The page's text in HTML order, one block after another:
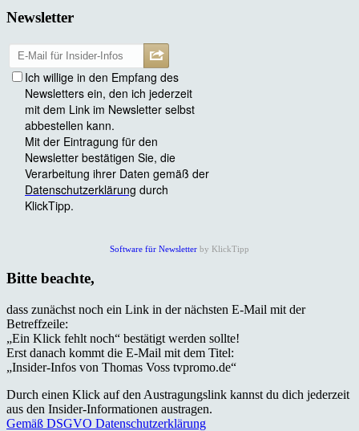
Newsletter
Software für Newsletter by KlickTipp
Bitte beachte,
dass zunächst noch ein Link in der nächsten E-Mail mit der
Betreffzeile:
„Ein Klick fehlt noch“ bestätigt werden sollte!
Erst danach kommt die E-Mail mit dem Titel:
„Insider-Infos von Thomas Voss tvpromo.de“
Durch einen Klick auf den Austragungslink kannst du dich jederzeit
aus den Insider-Informationen austragen.
Gemäß DSGVO Datenschutzerklärung